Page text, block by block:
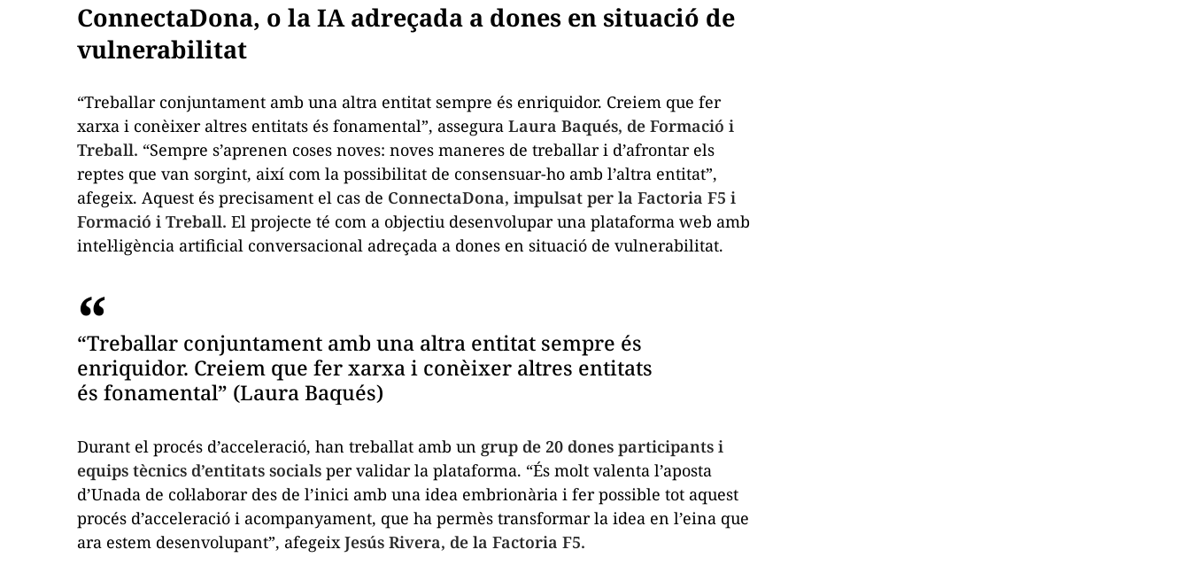
ConnectaDona, o la IA adreçada a dones en situació de
vulnerabilitat
“Treballar conjuntament amb una altra entitat sempre és enriquidor. Creiem que fer
xarxa i conèixer altres entitats és fonamental”, assegura Laura Baqués, de Formació i
Treball. “Sempre s’aprenen coses noves: noves maneres de treballar i d’afrontar els
reptes que van sorgint, així com la possibilitat de consensuar-ho amb l’altra entitat”,
afegeix. Aquest és precisament el cas de ConnectaDona, impulsat per la Factoria F5 i
Formació i Treball. El projecte té com a objectiu desenvolupar una plataforma web amb
intel·ligència artificial conversacional adreçada a dones en situació de vulnerabilitat.
“Treballar conjuntament amb una altra entitat sempre és
enriquidor. Creiem que fer xarxa i conèixer altres entitats
és fonamental” (Laura Baqués)
Durant el procés d’acceleració, han treballat amb un grup de 20 dones participants i
equips tècnics d’entitats socials per validar la plataforma. “És molt valenta l’aposta
d’Unada de col·laborar des de l’inici amb una idea embrionària i fer possible tot aquest
procés d’acceleració i acompanyament, que ha permès transformar la idea en l’eina que
ara estem desenvolupant”, afegeixJesús Rivera, de la Factoria F5.